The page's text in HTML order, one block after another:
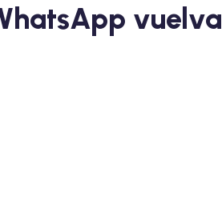
vuelva